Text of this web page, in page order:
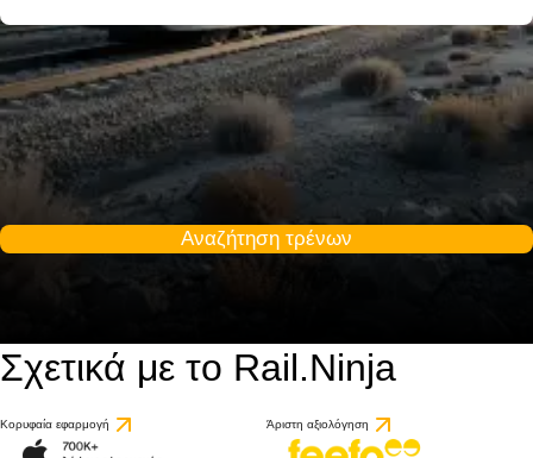
Αναζήτηση τρένων
Σχετικά με το Rail.Ninja
Κορυφαία εφαρμογή Άριστη αξιολόγηση